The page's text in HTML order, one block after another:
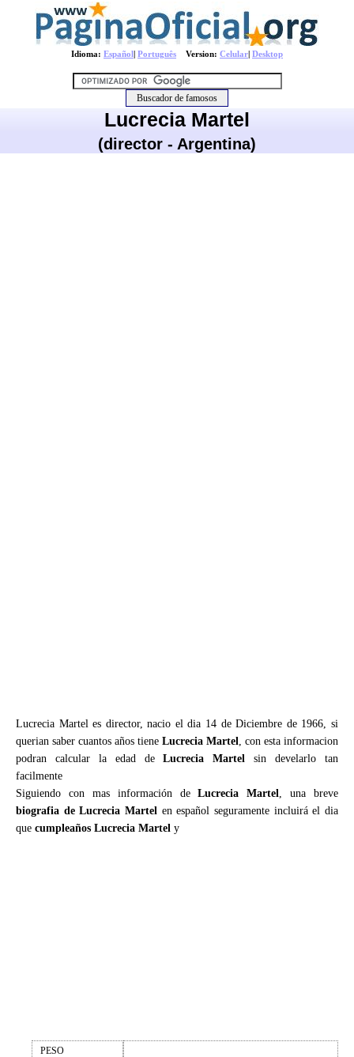
Idioma: Español| Português Version: Celular| Desktop
Lucrecia Martel
(director - Argentina)
Lucrecia Martel es director, nacio el dia 14 de Diciembre de 1966, si
querian saber cuantos años tiene Lucrecia Martel, con esta informacion
podran calcular la edad deLucrecia Martel sin develarlo tan
facilmente
Siguiendo con mas información deLucrecia Martel, una breve
biografia de Lucrecia Martel en español seguramente incluirá el dia
que cumpleaños Lucrecia Martel y
PESO